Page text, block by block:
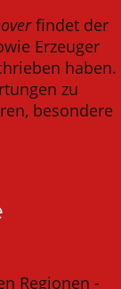
findet der
Erzeuger
haben.
zu
besondere
Regionen -